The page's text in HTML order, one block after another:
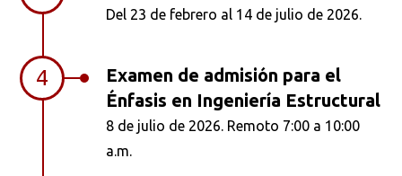
Del 23 de febrero al 14 de julio de 2026.
4
Examen de admisión para el
Énfasis en Ingeniería Estructural
8 de julio de 2026. Remoto 7:00 a 10:00
a.m.